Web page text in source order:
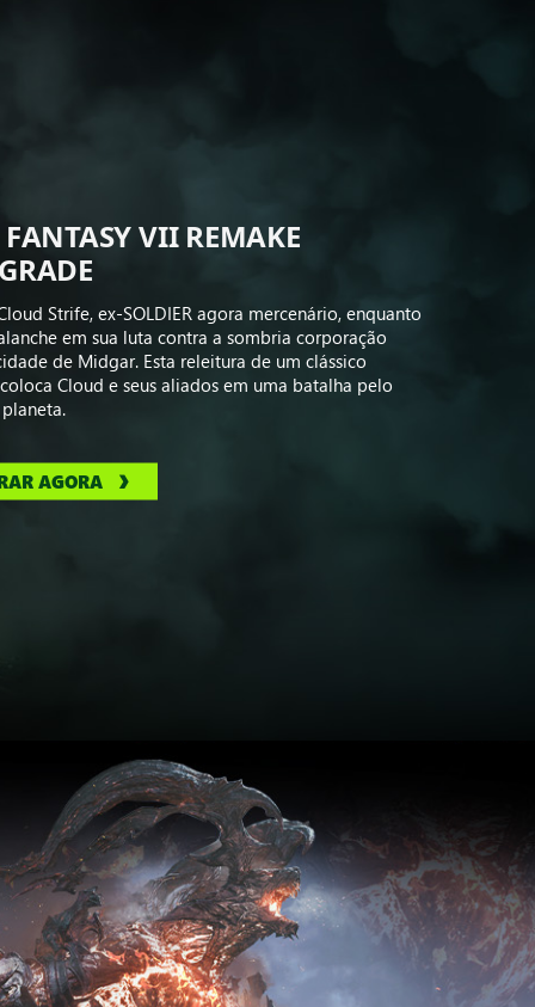
VII REMAKE
Strife, ex‑SOLDIER agora mercenário, enquanto
em sua luta contra a sombria corporação
de Midgar. Esta releitura de um clássico
Cloud e seus aliados em uma batalha pelo
AGORA